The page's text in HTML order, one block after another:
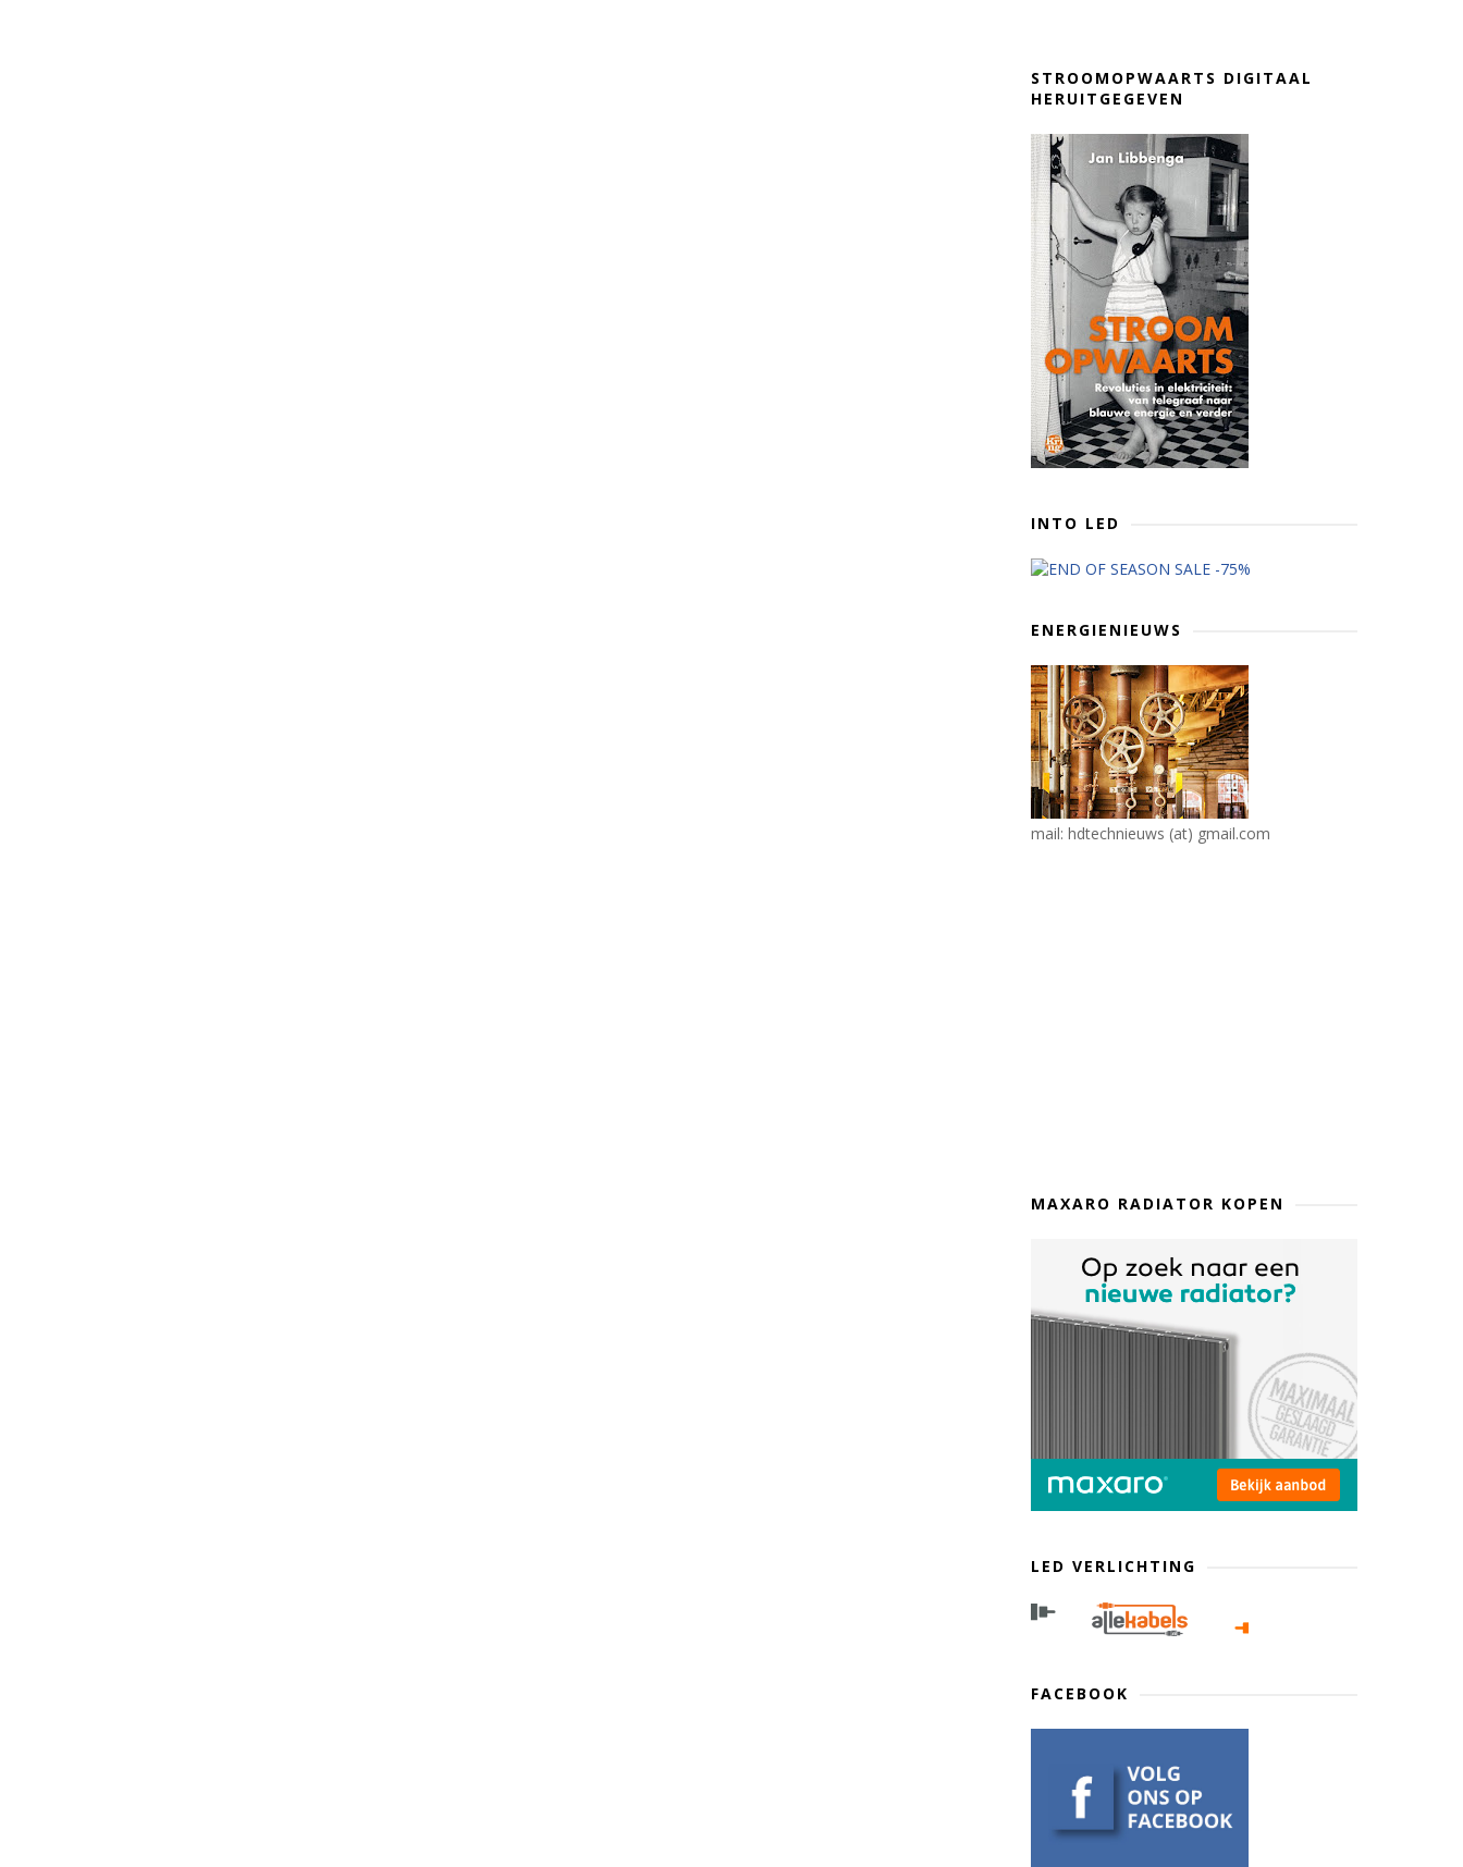
STROOMOPWAARTS DIGITAAL
HERUITGEGEVEN
INTO LED
ENERGIENIEUWS
mail: hdtechnieuws (at) gmail.com
MAXARO RADIATOR KOPEN
LED VERLICHTING
FACEBOOK